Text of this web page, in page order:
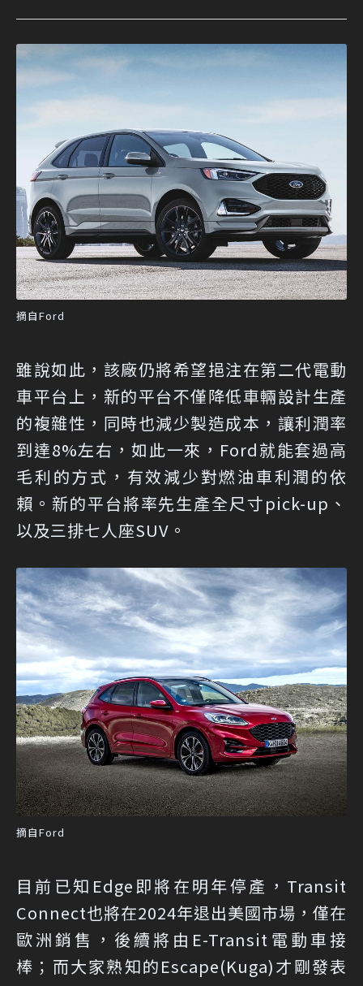
摘自Ford
雖說如此，該廠仍將希望挹注在第二代電動
車平台上，新的平台不僅降低車輛設計生產
的複雜性，同時也減少製造成本，讓利潤率
到達8%左右，如此一來，Ford就能套過高
毛利的方式，有效減少對燃油車利潤的依
賴。新的平台將率先生產全尺寸pick-up、
以及三排七人座SUV。
摘自Ford
目前已知Edge即將在明年停產，Transit
Connect也將在2024年退出美國市場，僅在
歐洲銷售，後續將由E-Transit電動車接
棒；而大家熟知的Escape(Kuga)才剛發表